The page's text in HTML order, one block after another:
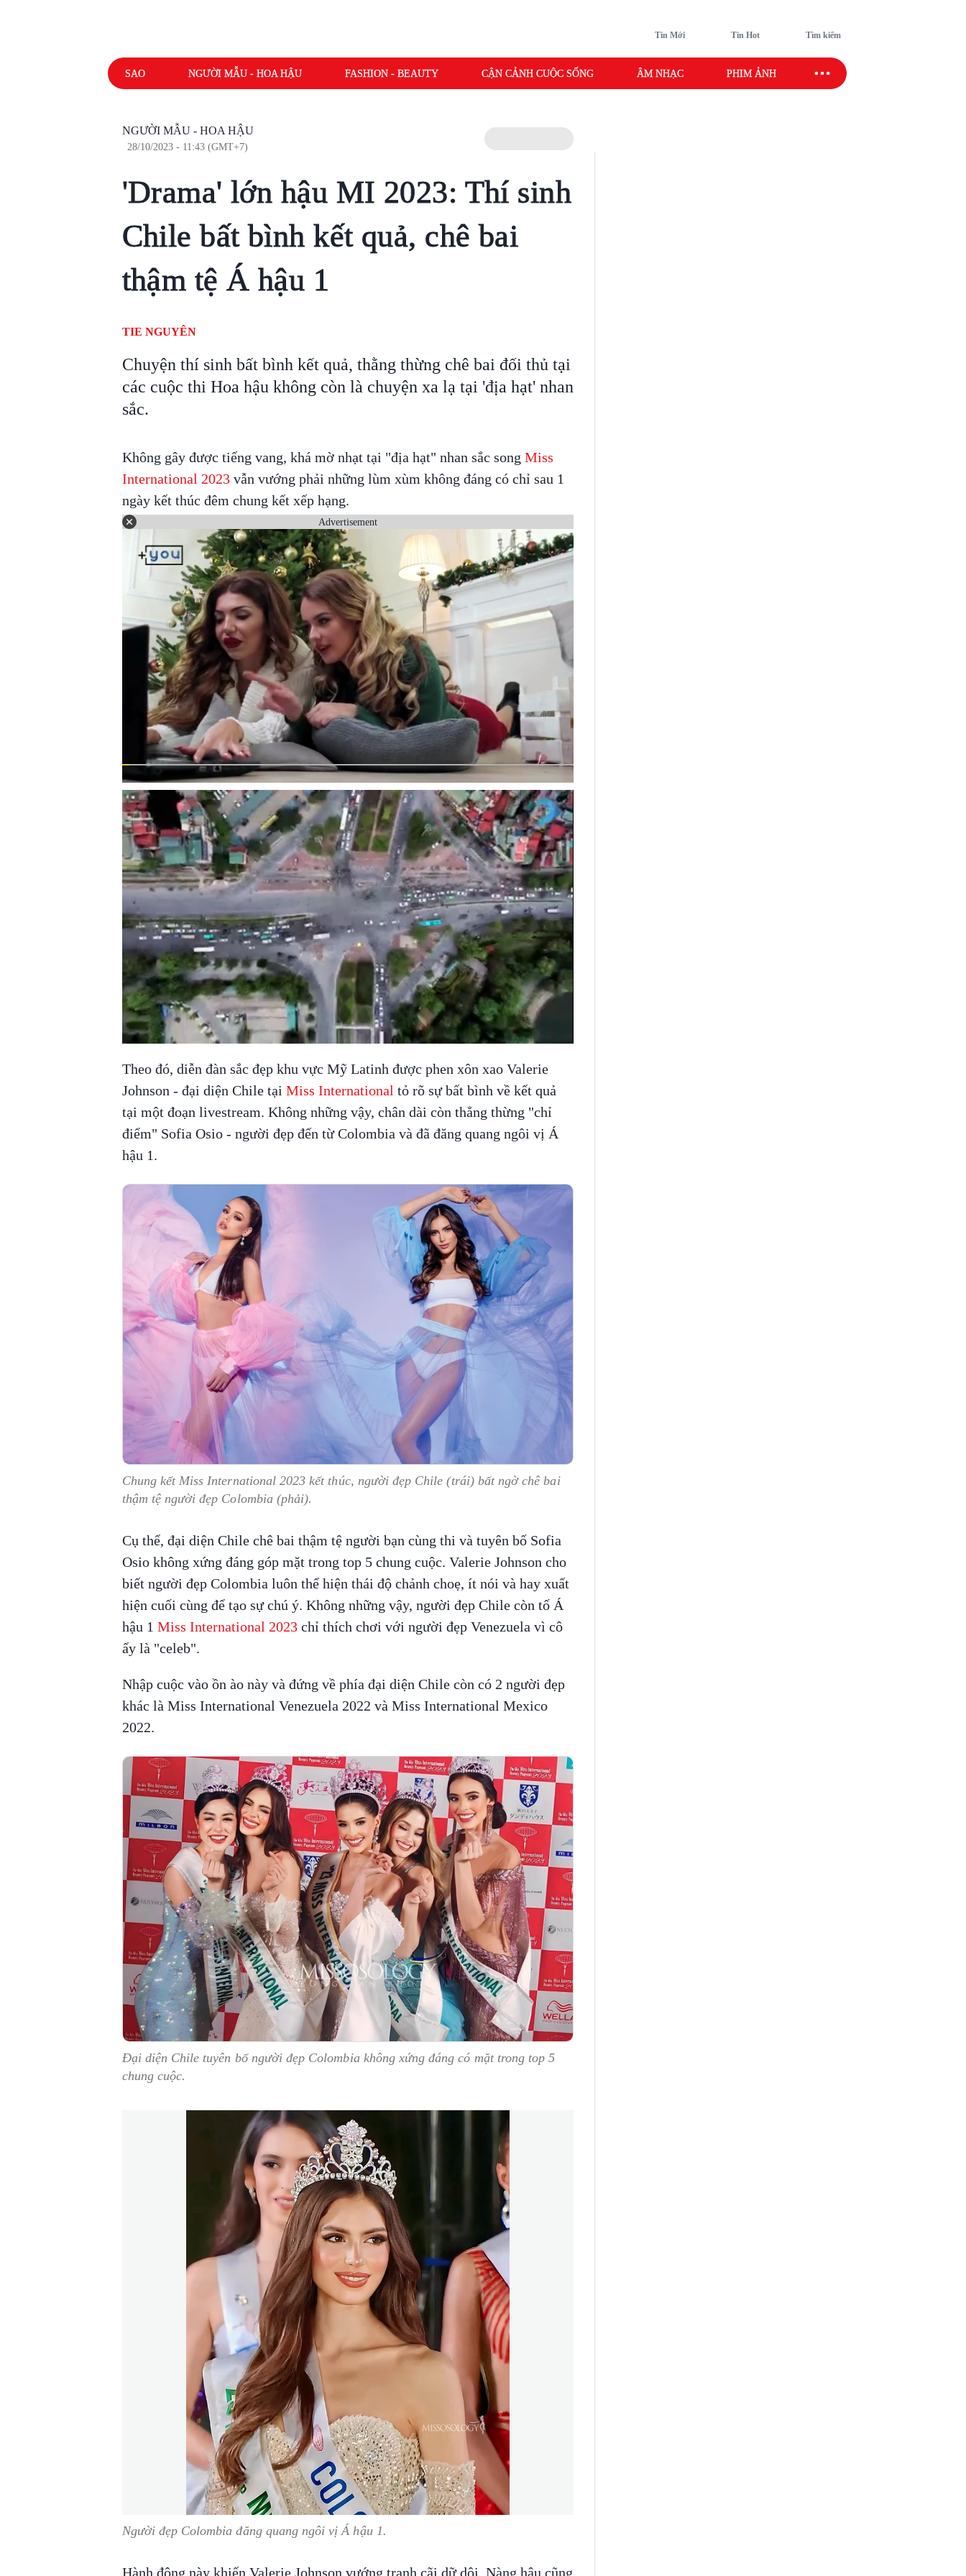
Tin Mới Tin Hot Tìm kiếm
SAO NGƯỜI MẪU - HOA HẬU FASHION - BEAUTY CẬN CẢNH CUỘC SỐNG ÂM NHẠC PHIM ẢNH SAO SPORT
NGƯỜI MẪU - HOA HẬU
28/10/2023 - 11:43 (GMT+7)
'Drama' lớn hậu MI 2023: Thí sinh
Chile bất bình kết quả, chê bai
thậm tệ Á hậu 1
TIE NGUYÊN
Chuyện thí sinh bất bình kết quả, thằng thừng chê bai đối thủ tại
các cuộc thi Hoa hậu không còn là chuyện xa lạ tại 'địa hạt' nhan
sắc.
Không gây được tiếng vang, khá mờ nhạt tại "địa hạt" nhan sắc song Miss
International 2023vẫn vướng phải những lùm xùm không đáng có chỉ sau 1
ngày kết thúc đêm chung kết xếp hạng.
Advertisement
Theo đó, diễn đàn sắc đẹp khu vực Mỹ Latinh được phen xôn xao Valerie
Johnson - đại diện Chile tại Miss International tỏ rõ sự bất bình về kết quả
tại một đoạn livestream. Không những vậy, chân dài còn thẳng thừng "chỉ
điểm" Sofia Osio - người đẹp đến từ Colombia và đã đăng quang ngôi vị Á
hậu 1.
Chung kết Miss International 2023 kết thúc, người đẹp Chile (trái) bất ngờ chê bai
thậm tệ người đẹp Colombia (phải).
Cụ thể, đại diện Chile chê bai thậm tệ người bạn cùng thi và tuyên bố Sofia
Osio không xứng đáng góp mặt trong top 5 chung cuộc. Valerie Johnson cho
biết người đẹp Colombia luôn thể hiện thái độ chảnh choẹ, ít nói và hay xuất
hiện cuối cùng để tạo sự chú ý. Không những vậy, người đẹp Chile còn tố Á
hậu 1 Miss International 2023chỉ thích chơi với người đẹp Venezuela vì cô
ấy là "celeb".
Nhập cuộc vào ồn ào này và đứng về phía đại diện Chile còn có 2 người đẹp
khác là Miss International Venezuela 2022 và Miss International Mexico
2022.
Đại diện Chile tuyên bố người đẹp Colombia không xứng đáng có mặt trong top 5
chung cuộc.
Người đẹp Colombia đăng quang ngôi vị Á hậu 1.
Hành động này khiến Valerie Johnson vướng tranh cãi dữ dội. Nàng hậu cũng